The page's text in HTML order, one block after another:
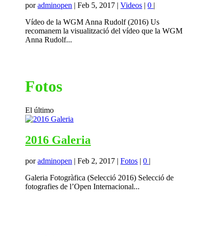
poradminopen |Feb 5, 2017 |Videos |0 |
Vídeo de la WGM Anna Rudolf (2016) Us
recomanem la visualització del vídeo que la WGM
Anna Rudolf...
Fotos
El último
2016 Galeria
poradminopen |Feb 2, 2017 |Fotos |0 |
Galeria Fotogràfica (Selecció 2016) Selecció de
fotografies de l’Open Internacional...